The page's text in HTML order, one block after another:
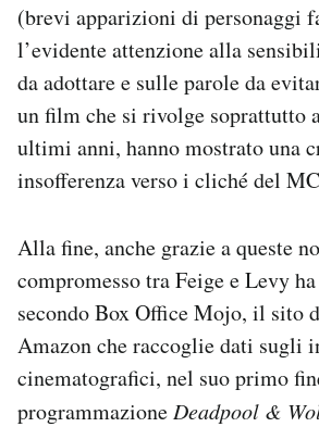
(brevi apparizioni di personaggi
l’evidente attenzione alla
da adottare e sulle parole da
un film che si rivolge soprattutto
ultimi anni, hanno mostrato una
insofferenza verso i cliché del
Alla fine, anche grazie a queste
compromesso tra Feige e Levy
secondo Box Office Mojo, il sito
Amazon che raccoglie dati sugli
cinematografici, nel suo primo
programmazione Deadpool &